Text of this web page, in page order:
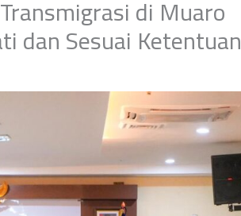
di Muaro
dan Sesuai Ketentuan